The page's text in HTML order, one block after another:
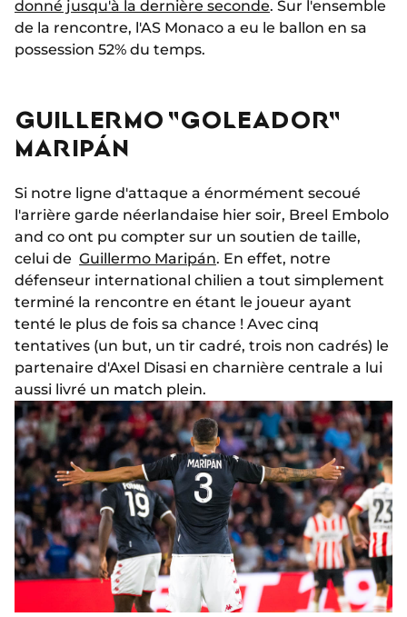
donné jusqu'à la dernière seconde. Sur l'ensemble
de la rencontre, l'AS Monaco a eu le ballon en sa
possession 52% du temps.
GUILLERMO "GOLEADOR"
MARIPÁN
Si notre ligne d'attaque a énormément secoué
l'arrière garde néerlandaise hier soir, Breel Embolo
and co ont pu compter sur un soutien de taille,
celui de Guillermo Maripán. En effet, notre
défenseur international chilien a tout simplement
terminé la rencontre en étant le joueur ayant
tenté le plus de fois sa chance ! Avec cinq
tentatives (un but, un tir cadré, trois non cadrés) le
partenaire d'Axel Disasi en charnière centrale a lui
aussi livré un match plein.